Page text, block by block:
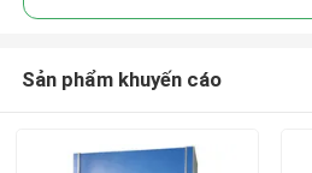
Sản phẩm khuyến cáo